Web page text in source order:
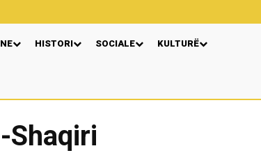
HISTORI SOCIALE KULTURË
Shaqiri